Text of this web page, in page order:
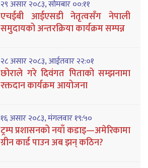
२९ असार २०८३, सोमबार ००:११
एचईबी आईएसडी नेतृत्वसँग नेपाली
समुदायको अन्तरक्रिया कार्यक्रम सम्पन्न
२८ असार २०८३, आईतवार २२:०१
छोराले गरे दिवंगत पिताको सम्झनामा
रक्तदान कार्यक्रम आयोजना
१६ असार २०८३, मंगलवार १९:५०
ट्रम्प प्रशासनको नयाँ कडाइ—अमेरिकामा
ग्रीन कार्ड पाउन अब झन् कठिन?